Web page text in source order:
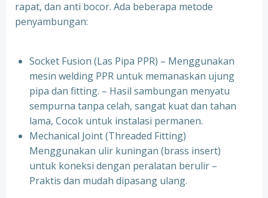
rapat, dan anti bocor. Ada beberapa metode
penyambungan:
Socket Fusion (Las Pipa PPR) – Menggunakan
mesin welding PPR untuk memanaskan ujung
pipa dan fitting. – Hasil sambungan menyatu
sempurna tanpa celah, sangat kuat dan tahan
lama, Cocok untuk instalasi permanen.
⁠Mechanical Joint (Threaded Fitting)
Menggunakan ulir kuningan (brass insert)
untuk koneksi dengan peralatan berulir –
Praktis dan mudah dipasang ulang.